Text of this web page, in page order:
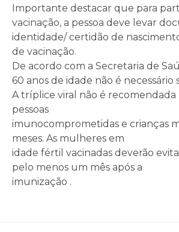
Importante destacar que para
vacinação, a pessoa deve levar
identidade/ certidão de
de vacinação.
De acordo com a Secretaria de
60 anos de idade não é necessário
A tríplice viral não é recomendada
pessoas
imunocomprometidas e crianças
meses. As mulheres em
idade fértil vacinadas deverão
pelo menos um mês após a
imunização .